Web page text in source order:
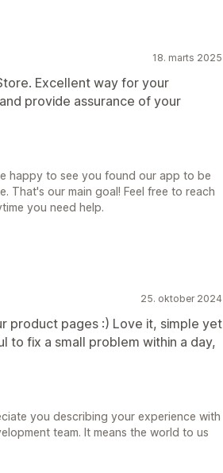
18. marts 2025
Excellent way for your
provide assurance of your
happy to see you found our app to be
That's our main goal! Feel free to reach
you need help.
25. oktober 2024
product pages :) Love it, simple yet
to fix a small problem within a day,
you describing your experience with
team. It means the world to us